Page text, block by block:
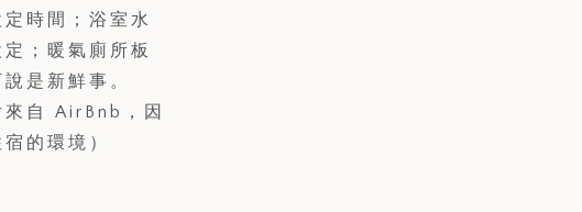
時間；浴室水
；暖氣廁所板
是新鮮事。
來自 AirBnb，因
的環境）